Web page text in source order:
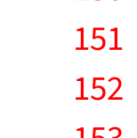
151
152